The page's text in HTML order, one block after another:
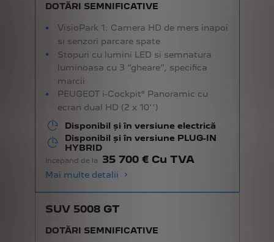
DOTĂRI SEMNIFICATIVE
VisioPark 1: Camera HD de mers inapoi
si senzori parcare spate
Stopuri cu lumini LED si semnatura
luminoasa cu 3 “gheare”, specifica
marcii
PEUGEOT i-Cockpit® Panoramic cu
ecran dual HD (2 x 10'')
Disponibil și în versiune electrică
Disponibil și în versiune PLUG-IN
HYBRID
Incepand de la 35 700 € Cu TVA
Mai multe detalii
SUV 5008 GT
DOTĂRI SEMNIFICATIVE